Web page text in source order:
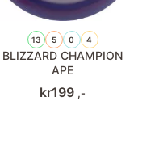
13 5 0 4
BLIZZARD CHAMPION
APE
kr199 ,-